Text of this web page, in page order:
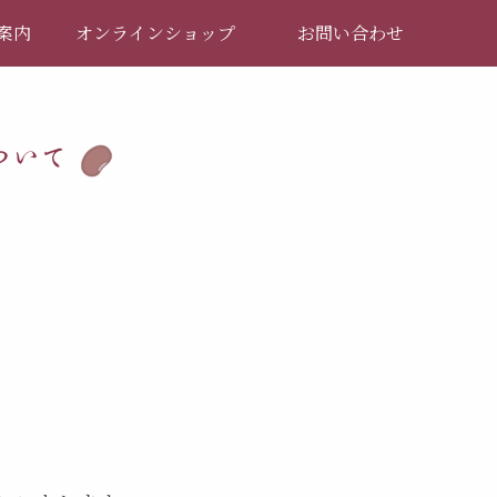
内 オンラインショップ お問い合わせ
て